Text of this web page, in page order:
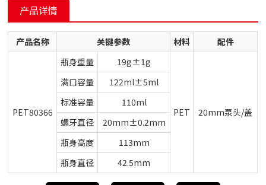
产品详情
产品名称 关键参数 材料 配件
PET80366
瓶身重量 19g±1g
PET 20mm泵头/盖
满口容量
122ml±5ml
标准容量
110ml
螺牙直径
20mm±0.2mm
瓶身高度
113mm
瓶身直径
42.5mm